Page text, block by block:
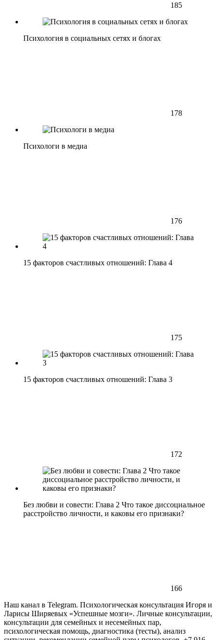
185
Психология в социальных сетях и блогах
178
Психологи в медиа
176
15 факторов счастливых отношений: Глава 4
175
15 факторов счастливых отношений: Глава 3
172
Без любви и совести: Глава 2 Что такое диссоциальное
расстройство личности, и каковы его признаки?
166
Наш канал в Telegram. Психологическая консультация Игоря и
Ларисы Ширяевых «Успешные мозги». Личные консультации,
консультации для семейных и несемейных пар,
психологическая помощь, диагностика (тесты), анализ